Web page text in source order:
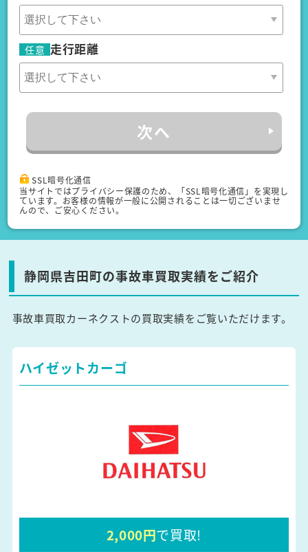
任意 走行距離
次へ
SSL暗号化通信
当サイトではプライバシー保護のため、「SSL暗号化通信」を実現し
ています。お客様の情報が一般に公開されることは一切ございませ
んので、ご安心ください。
静岡県吉田町の事故車買取実績をご紹介
事故車買取カーネクストの買取実績をご覧いただけます。
ハイゼットカーゴ
2,000円で買取!